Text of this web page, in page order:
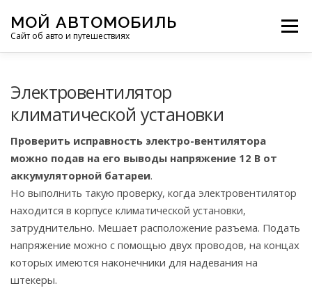
содержимому
МОЙ АВТОМОБИЛЬ
Сайт об авто и путешествиях
Меню
ФОТООТЧЕТЫ ОСТАЛЬНОЕ
Электровентилятор
климатической установки
Проверить исправность электро-вентилятора
можно подав на его выводы напряжение 12 В от
аккумуляторной батареи.
Но выполнить такую проверку, когда электровентилятор
находится в корпусе климатической установки,
затруднительно. Мешает расположение разъема. Подать
напряжение можно с помощью двух проводов, на концах
которых имеются наконечники для надевания на
штекеры.